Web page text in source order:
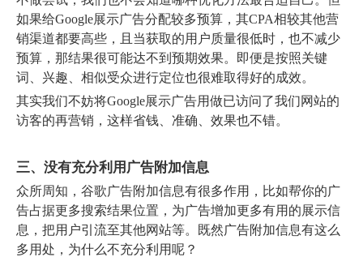
如果给Google展示广告分配较多预算，其CPA相较其他营
销渠道都要高些，且当获取的用户质量很低时，也不减少
预算，那结果很可能达不到预期效果。即便是按照关键
词、兴趣、相似受众进行定位也很难取得好的成效。
其实我们不妨将Google展示广告用做已访问了我们网站的
访客的再营销，这样省钱、准确、效果也不错。
三、没有充分利用广告附加信息
众所周知，谷歌广告附加信息有很多作用，比如帮你的广
告占据更多搜索结果位置，为广告增加更多有用的展示信
息，把用户引流至其他网站等。既然广告附加信息有这么
多用处，为什么不充分利用呢？